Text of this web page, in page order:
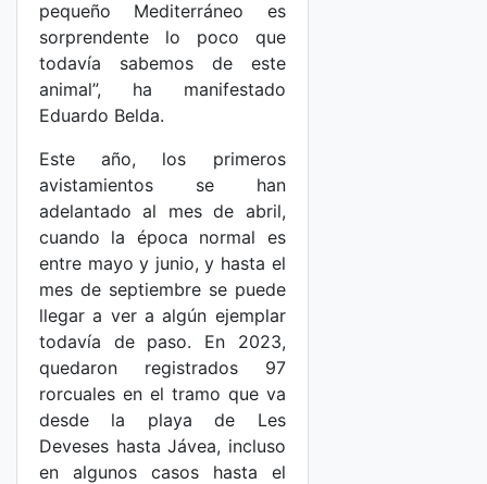
pequeño Mediterráneo es
sorprendente lo poco que
todavía sabemos de este
animal”, ha manifestado
Eduardo Belda.
Este año, los primeros
avistamientos se han
adelantado al mes de abril,
cuando la época normal es
entre mayo y junio, y hasta el
mes de septiembre se puede
llegar a ver a algún ejemplar
todavía de paso. En 2023,
quedaron registrados 97
rorcuales en el tramo que va
desde la playa de Les
Deveses hasta Jávea, incluso
en algunos casos hasta el